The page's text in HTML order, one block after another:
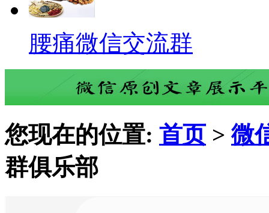
腰痛微信交流群
您现在的位置: 首页 >微
群俱乐部